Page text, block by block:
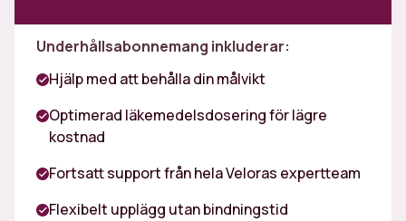
Studentpris
Underhållsabonnemang inkluderar:
Hjälp med att behålla din målvikt
Optimerad läkemedelsdosering för lägre
kostnad
Fortsatt support från hela Veloras expertteam
Flexibelt upplägg utan bindningstid